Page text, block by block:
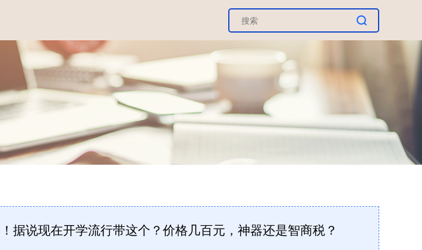
据说现在开学流行带这个？价格几百元，神器还是智商税？